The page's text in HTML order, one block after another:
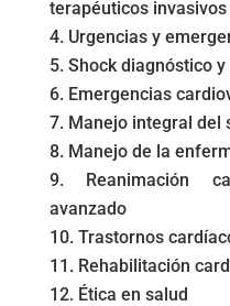
terapéuticos invasivos
Urgencias y
Shock diagnóstico
Emergencias
Manejo integral del
Manejo de la
Reanimación
avanzado
Trastornos
Rehabilitación
Ética en salud